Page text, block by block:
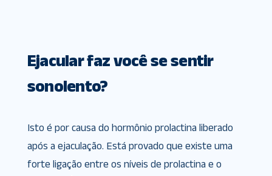
Ejacular faz você se sentir
sonolento?
Isto é por causa do hormônio prolactina liberado
após a ejaculação. Está provado que existe uma
forte ligação entre os níveis de prolactina e o